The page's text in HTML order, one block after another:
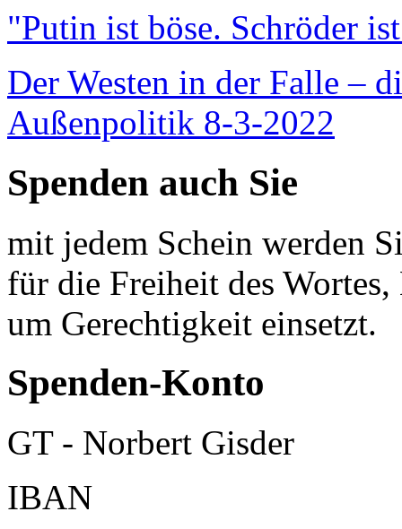
"Putin ist böse. Schröder
Der Westen in der Falle –
Außenpolitik 8-3-2022
Spenden auch Sie
mit jedem Schein werden
für die Freiheit des
um Gerechtigkeit einsetzt.
Spenden-Konto
GT - Norbert Gisder
IBAN